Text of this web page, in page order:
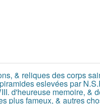
& reliques des corps
eslevées par
d'heureuse memoire, &
plus fameux, & autres